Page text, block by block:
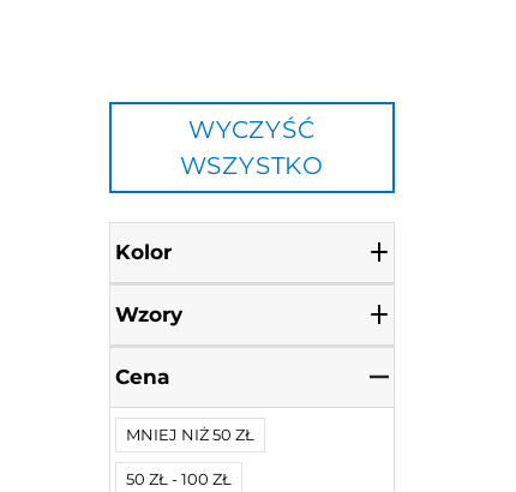
WYCZYŚĆ
WSZYSTKO
Kolor
Wzory
Cena
MNIEJ NIŻ 50 ZŁ
50 ZŁ - 100 ZŁ